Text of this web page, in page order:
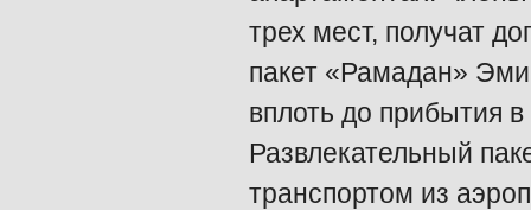
трех мест, получат
пакет «Рамадан»
вплоть до прибытия
Развлекательный
транспортом из